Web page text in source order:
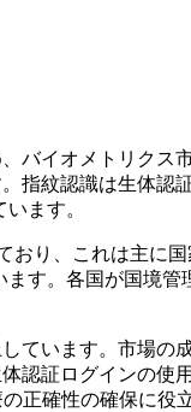
イオメトリクス
紋認識は生体認
ます。
り、これは主
す。各国が国境
います。市場
証ログインの使
正確性の確保に役